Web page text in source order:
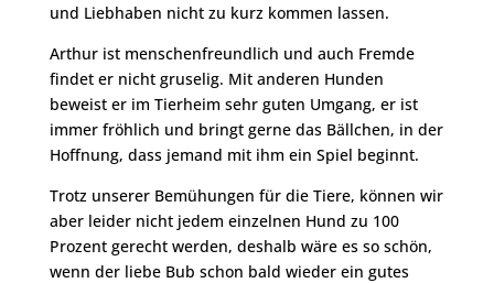
und Liebhaben nicht zu kurz kommen lassen.
Arthur ist menschenfreundlich und auch Fremde
findet er nicht gruselig. Mit anderen Hunden
beweist er im Tierheim sehr guten Umgang, er ist
immer fröhlich und bringt gerne das Bällchen, in der
Hoffnung, dass jemand mit ihm ein Spiel beginnt.
Trotz unserer Bemühungen für die Tiere, können wir
aber leider nicht jedem einzelnen Hund zu 100
Prozent gerecht werden, deshalb wäre es so schön,
wenn der liebe Bub schon bald wieder ein gutes